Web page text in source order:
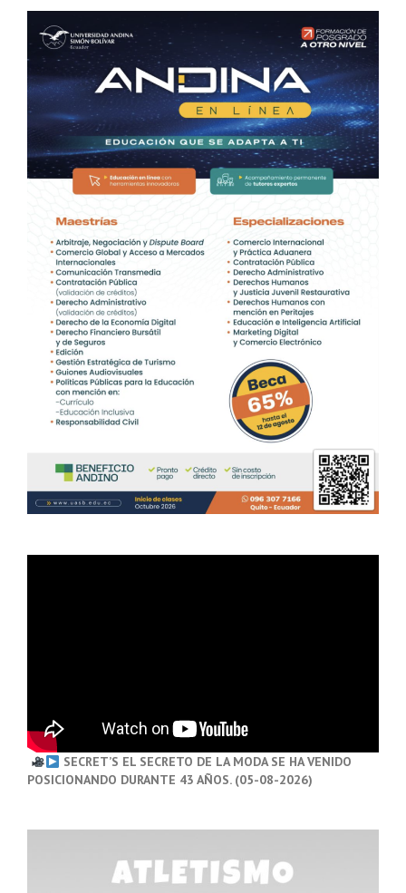
SECRET’S EL SECRETO DE LA MODA SE HA VENIDO
POSICIONANDO DURANTE 43 AÑOS. (05-08-2026)